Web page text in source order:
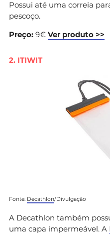
Possui até uma correia
pescoço.
Preço: 9€ Ver produto >>
2. ITIWIT
Fonte: Decathlon/Divulgação
A Decathlon também
uma capa impermeável. A